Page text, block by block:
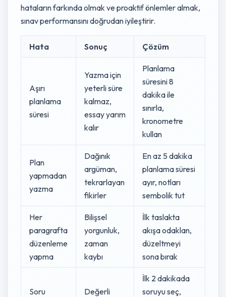
hataların farkında olmak ve proaktif önlemler almak,
sınav performansını doğrudan iyileştirir.
Hata Sonuç Çözüm
Aşırı
planlama
süresi
Yazma için
yeterli süre
kalmaz,
essay yarım
kalır
Planlama
süresini 8
dakika ile
sınırla,
kronometre
kullan
Plan
yapmadan
yazma
Dağınık
argüman,
tekrarlayan
fikirler
En az 5 dakika
planlama süresi
ayır, notları
sembolik tut
Her
paragrafta
düzenleme
yapma
Bilişsel
yorgunluk,
zaman
kaybı
İlk taslakta
akışa odaklan,
düzeltmeyi
sona bırak
Soru
Değerli
İlk 2 dakikada
soruyu seç,